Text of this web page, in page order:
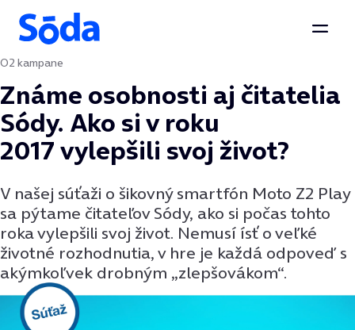
Preskočiť na obsah
O2 kampane
Známe osobnosti aj čitatelia
Sódy. Ako si v roku
2017 vylepšili svoj život?
V našej súťaži o šikovný smartfón Moto Z2 Play
sa pýtame čitateľov Sódy, ako si počas tohto
roka vylepšili svoj život. Nemusí ísť o veľké
životné rozhodnutia, v hre je každá odpoveď s
akýmkoľvek drobným „zlepšovákom“.